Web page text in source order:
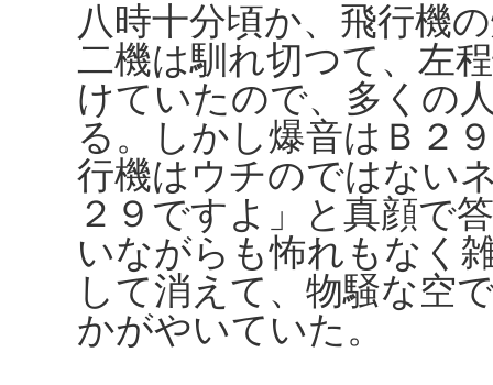
八時十分頃か、飛行機
二機は馴れ切つて、左
けていたので、多くの
る。しかし爆音はＢ２
行機はウチのではない
２９ですよ」と真顔で
いながらも怖れもなく
して消えて、物騒な空
かがやいていた。